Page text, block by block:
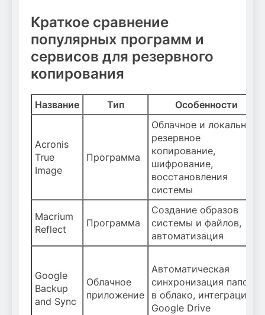
Краткое сравнение
популярных программ и
сервисов для резервного
копирования
Название Тип Особенности
Acronis
True
Image
Программа
Облачное и локальное
резервное
копирование,
шифрование,
восстановления
системы
Macrium
Reflect
Программа
Создание образов
системы и файлов,
автоматизация
Google
Backup
and Sync
Облачное
приложение
Автоматическая
синхронизация папок
в облако, интеграция с
Google Drive